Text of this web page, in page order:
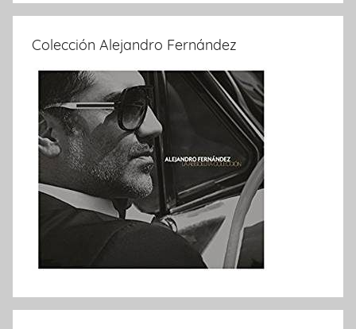
Colección Alejandro Fernández